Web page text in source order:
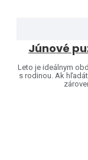
Leto je ideálnym
s rodinou. Ak